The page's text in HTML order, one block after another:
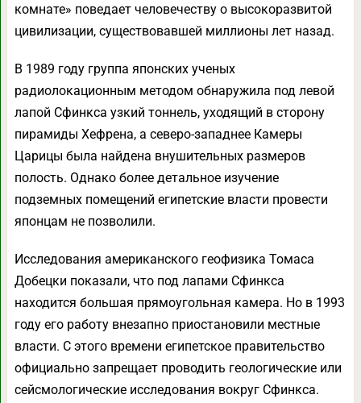
комнате» поведает человечеству о высокоразвитой
цивилизации, существовавшей миллионы лет назад.
В 1989 году группа японских ученых
радиолокационным методом обнаружила под левой
лапой Сфинкса узкий тоннель, уходящий в сторону
пирамиды Хефрена, а северо-западнее Камеры
Царицы была найдена внушительных размеров
полость. Однако более детальное изучение
подземных помещений египетские власти провести
японцам не позволили.
Исследования американского геофизика Томаса
Добецки показали, что под лапами Сфинкса
находится большая прямоугольная камера. Но в 1993
году его работу внезапно приостановили местные
власти. С этого времени египетское правительство
официально запрещает проводить геологические или
сейсмологические исследования вокруг Сфинкса.